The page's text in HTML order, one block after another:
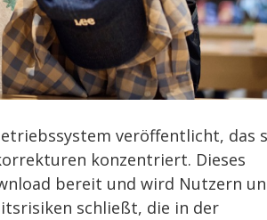
veröffentlicht, das
konzentriert. Dieses
bereit und wird Nutzern
schließt, die in der